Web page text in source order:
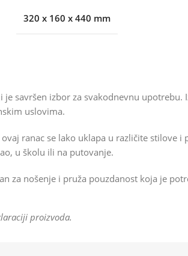
320 x 160 x 440 mm
savršen izbor za svakodnevnu
uslovima.
ranac se lako uklapa u različite stilove
u školu ili na putovanje.
za nošenje i pruža pouzdanost koja je
proizvoda.